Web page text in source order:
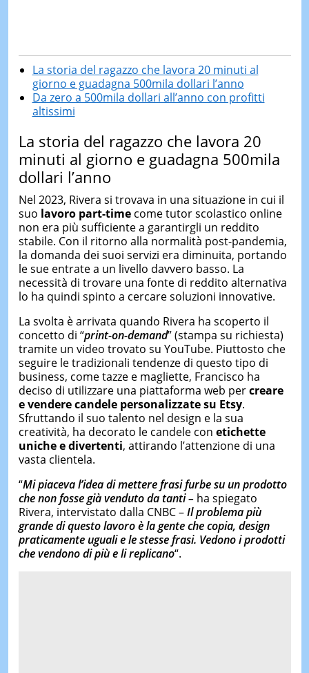
La storia del ragazzo che lavora 20 minuti al
giorno e guadagna 500mila dollari l’anno
Da zero a 500mila dollari all’anno con profitti
altissimi
La storia del ragazzo che lavora 20
minuti al giorno e guadagna 500mila
dollari l’anno
Nel 2023, Rivera si trovava in una situazione in cui il
suo lavoro part-timecome tutor scolastico online
non era più sufficiente a garantirgli un reddito
stabile. Con il ritorno alla normalità post-pandemia,
la domanda dei suoi servizi era diminuita, portando
le sue entrate a un livello davvero basso. La
necessità di trovare una fonte di reddito alternativa
lo ha quindi spinto a cercare soluzioni innovative.
La svolta è arrivata quando Rivera ha scoperto il
concetto di “print-on-demand” (stampa su richiesta)
tramite un video trovato su YouTube. Piuttosto che
seguire le tradizionali tendenze di questo tipo di
business, come tazze e magliette, Francisco ha
deciso di utilizzare una piattaforma web percreare
e vendere candele personalizzate su Etsy.
Sfruttando il suo talento nel design e la sua
creatività, ha decorato le candele con etichette
uniche e divertenti, attirando l’attenzione di una
vasta clientela.
“Mi piaceva l’idea di mettere frasi furbe su un prodotto
che non fosse già venduto da tanti – ha spiegato
Rivera, intervistato dalla CNBC –Il problema più
grande di questo lavoro è la gente che copia, design
praticamente uguali e le stesse frasi. Vedono i prodotti
che vendono di più e li replicano“.